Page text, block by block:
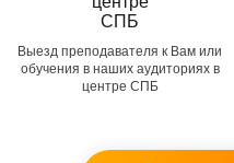
Выезд преподавателя к Вам или
обучения в наших аудиториях в
центре СПБ